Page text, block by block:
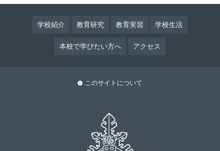
学校紹介 教育研究 教育実習 学校生活
本校で学びたい方へ アクセス
このサイトについて